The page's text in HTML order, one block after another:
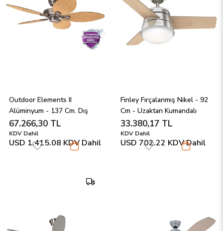
Outdoor Elements II
Alüminyum - 137 Cm. Dış
Mekan Tavan Vantilatörü
67.266,30 TL
KDV Dahil
USD 1,415.08 KDV Dahil
Finley Fırçalanmış Nikel - 92
Cm - Uzaktan Kumandalı
Aydınlatmalı Tavan
Vantilatörü
33.380,17 TL
KDV Dahil
USD 702.22 KDV Dahil